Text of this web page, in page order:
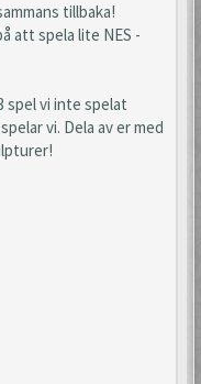
tillbaka!
att spela lite NES -
spel vi inte spelat
vi. Dela av er med